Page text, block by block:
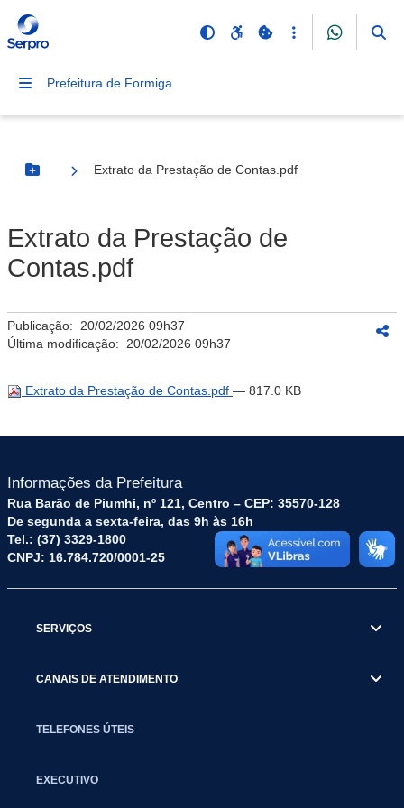
Prefeitura de Formiga
Botão Menu
Extrato da Prestação de Contas.pdf
Extrato da Prestação de
Contas.pdf
Publicação: 20/02/2026 09h37
Última modificação: 20/02/2026 09h37
Extrato da Prestação de Contas.pdf — 817.0 KB
Informações da Prefeitura
Rua Barão de Piumhi, nº 121, Centro – CEP: 35570-128
De segunda a sexta-feira, das 9h às 16h
Tel.: (37) 3329-1800
CNPJ: 16.784.720/0001-25
SERVIÇOS
CANAIS DE ATENDIMENTO
TELEFONES ÚTEIS
EXECUTIVO